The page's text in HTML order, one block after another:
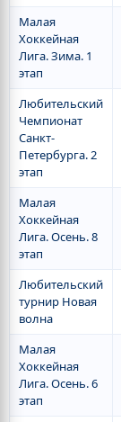
Малая
Хоккейная
Лига. Зима. 1
этап
Любительский
Чемпионат
Санкт-
Петербурга. 2
этап
Малая
Хоккейная
Лига. Осень. 8
этап
Любительский
турнир Новая
волна
Малая
Хоккейная
Лига. Осень. 6
этап